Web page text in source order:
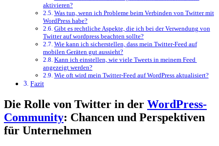
aktivieren?
Was tun, wenn⁤ ich ‍Probleme‍ beim Verbinden von ‍Twitter mit
​WordPress habe?
Gibt es ‌rechtliche Aspekte,⁤ die ich bei ‍der ⁤Verwendung von
‌Twitter auf ⁤wordpress beachten sollte?
Wie kann⁢ ich sicherstellen,⁢ dass mein⁣ Twitter-Feed⁢ auf
mobilen Geräten gut ‍aussieht?
Kann ich einstellen,‌ wie viele Tweets ⁤in meinem​ Feed ​
angezeigt werden?
Wie ‍oft ‍wird mein Twitter-Feed auf WordPress aktualisiert?
Fazit
Die‍ Rolle von Twitter in der WordPress-
Community:‍ Chancen und ​Perspektiven
für Unternehmen